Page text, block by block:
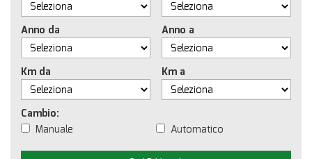
Anno da Anno a
Km da Km a
Cambio:
Manuale
Automatico